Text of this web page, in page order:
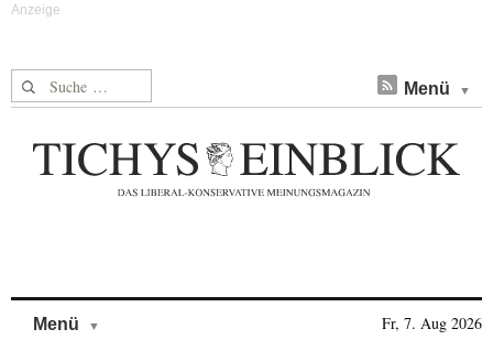
Suche nach: Menü
Menü Fr, 7. Aug 2026